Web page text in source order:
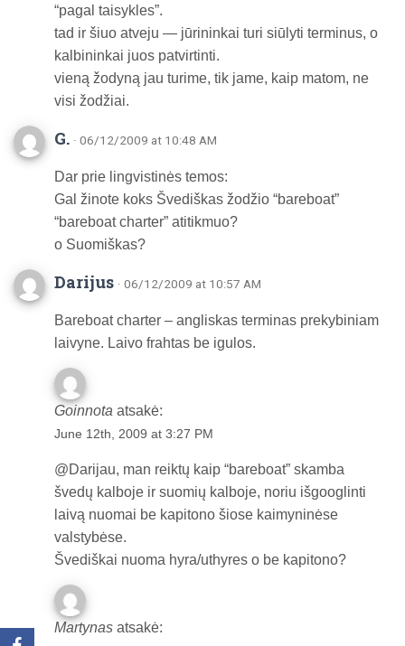
“pagal taisykles”.
tad ir šiuo atveju — jūrininkai turi siūlyti terminus, o
kalbininkai juos patvirtinti.
vieną žodyną jau turime, tik jame, kaip matom, ne
visi žodžiai.
G. · 06/12/2009 at 10:48 AM
Dar prie lingvistinės temos:
Gal žinote koks Švediškas žodžio “bareboat”
“bareboat charter” atitikmuo?
o Suomiškas?
Darijus · 06/12/2009 at 10:57 AM
Bareboat charter – angliskas terminas prekybiniam
laivyne. Laivo frahtas be igulos.
Goinnota atsakė:
June 12th, 2009 at 3:27 PM
@Darijau, man reiktų kaip “bareboat” skamba
švedų kalboje ir suomių kalboje, noriu išgooglinti
laivą nuomai be kapitono šiose kaimyninėse
valstybėse.
Švediškai nuoma hyra/uthyres o be kapitono?
Martynas atsakė: